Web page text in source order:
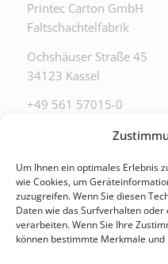
Um Ihnen ein optimales Erlebnis
wie Cookies, um
zuzugreifen. Wenn Sie diesen
Daten wie das Surfverhalten
verarbeiten. Wenn Sie Ihre
können bestimmte Merkmale
Printec Carton GmbH
Faltschachtelfabrik
Ochshäuser Straße 45
34123 Kassel
+49 561 57015-0
ZU DIESEN ZEITEN
BÜRO